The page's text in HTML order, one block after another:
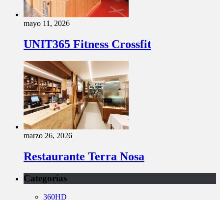
mayo 11, 2026
UNIT365 Fitness Crossfit
marzo 26, 2026
Restaurante Terra Nosa
Categorías
360HD